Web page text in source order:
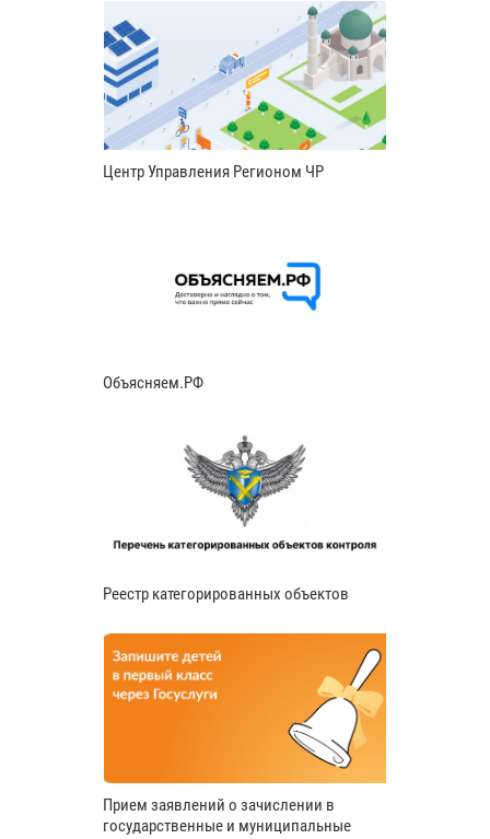
Центр Управления Регионом ЧР
Объясняем.РФ
Реестр категорированных объектов
Прием заявлений о зачислении в
государственные и муниципальные